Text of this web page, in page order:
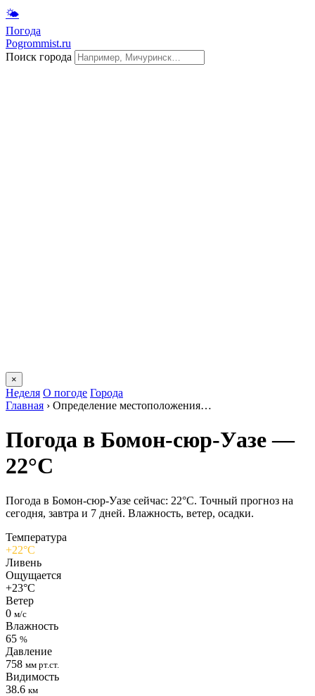
🌤
Погода
Pogrommist.ru
Поиск города
×
Неделя О погоде Города
Главная › Определение местоположения…
Погода в Бомон-сюр-Уазе —
22°C
Погода в Бомон-сюр-Уазе сейчас: 22°C. Точный прогноз на
сегодня, завтра и 7 дней. Влажность, ветер, осадки.
Температура
+22°C
Ливень
Ощущается
+23°C
Ветер
0 м/с
Влажность
65 %
Давление
758 мм рт.ст.
Видимость
38.6 км